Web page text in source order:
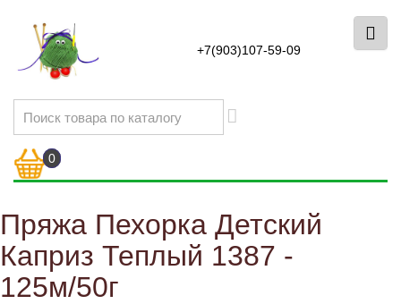
+7(903)107-59-09
0
Пряжа Пехорка Детский
Каприз Теплый 1387 -
125м/50г